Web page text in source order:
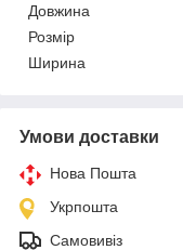
Довжина
Розмір
Ширина
Умови доставки
Нова Пошта
Укрпошта
Самовивіз